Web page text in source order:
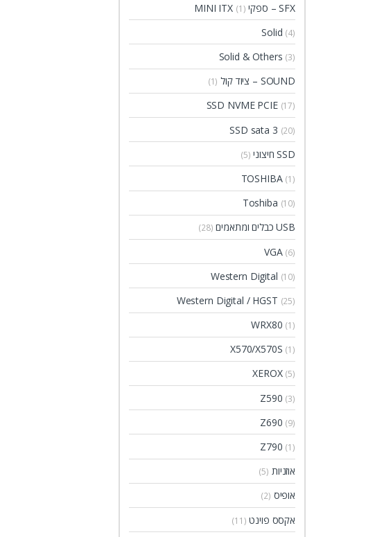
SFX – ספקי MINI ITX (1)
Solid (4)
Solid & Others (3)
SOUND – ציוד קול (1)
SSD NVME PCIE (17)
SSD sata 3 (20)
SSD חיצוני (5)
TOSHIBA (1)
Toshiba (10)
USB כבלים ומתאמים (28)
VGA (6)
Western Digital (10)
Western Digital / HGST (25)
WRX80 (1)
X570/X570S (1)
XEROX (5)
Z590 (3)
Z690 (9)
Z790 (1)
אוזניות (5)
אופיס (2)
אקסס פוינט (11)